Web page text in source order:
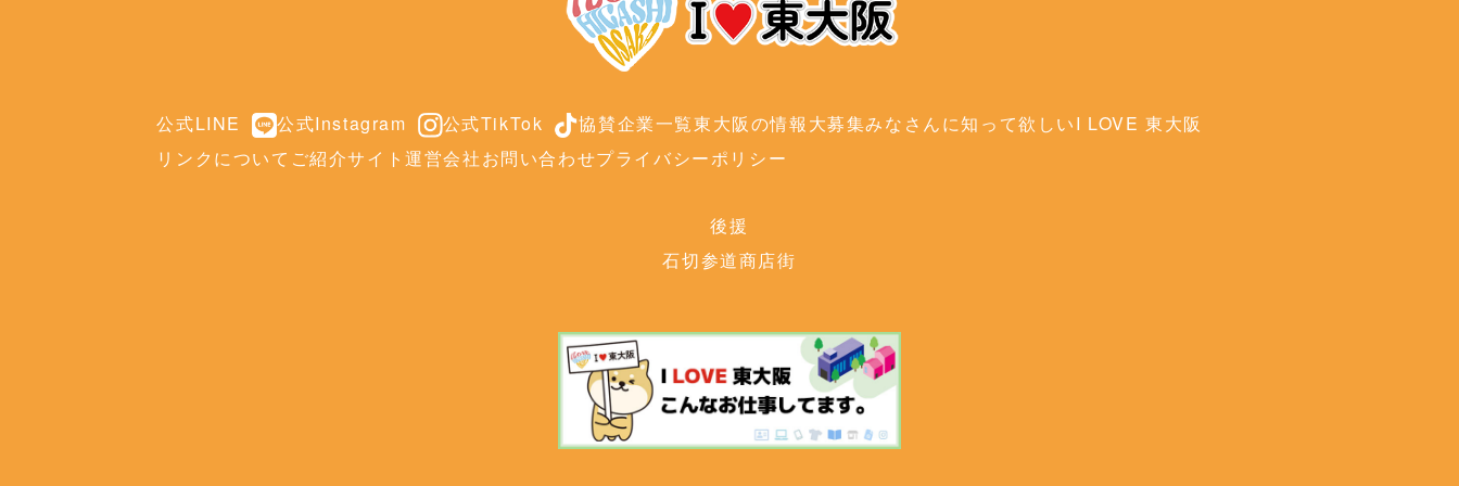
公式LINE 公式Instagram 公式TikTok 協賛企業一覧東大阪の情報大募集みなさんに知って欲しいI LOVE 東大阪
リンクについて ご紹介サイト運営会社お問い合わせプライバシーポリシー
後援
石切参道商店街